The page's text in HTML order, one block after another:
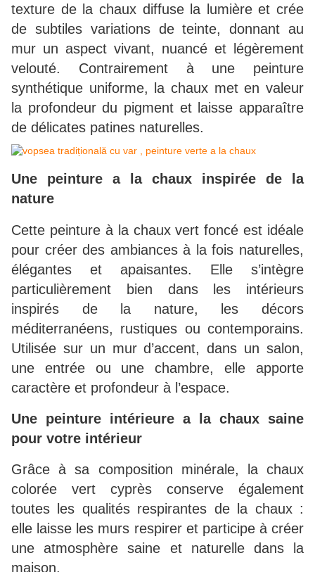
texture de la chaux diffuse la lumière et crée
de subtiles variations de teinte, donnant au
mur un aspect vivant, nuancé et légèrement
velouté. Contrairement à une peinture
synthétique uniforme, la chaux met en valeur
la profondeur du pigment et laisse apparaître
de délicates patines naturelles.
Une peinture a la chaux inspirée de la
nature
Cette peinture à la chaux vert foncé est idéale
pour créer des ambiances à la fois naturelles,
élégantes et apaisantes. Elle s’intègre
particulièrement bien dans les intérieurs
inspirés de la nature, les décors
méditerranéens, rustiques ou contemporains.
Utilisée sur un mur d’accent, dans un salon,
une entrée ou une chambre, elle apporte
caractère et profondeur à l’espace.
Une peinture intérieure a la chaux saine
pour votre intérieur
Grâce à sa composition minérale, la chaux
colorée vert cyprès conserve également
toutes les qualités respirantes de la chaux :
elle laisse les murs respirer et participe à créer
une atmosphère saine et naturelle dans la
maison.